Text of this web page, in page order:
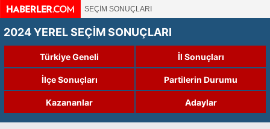
SEÇİM SONUÇLARI
2024 YEREL SEÇİM SONUÇLARI
Türkiye Geneli İl Sonuçları
İlçe Sonuçları Partilerin Durumu
Kazananlar Adaylar